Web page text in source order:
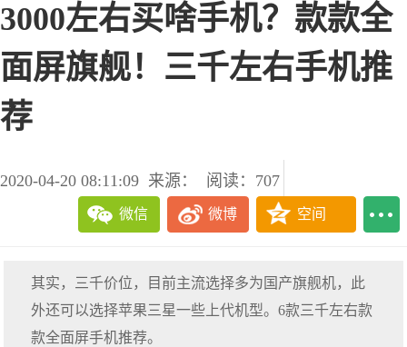
3000左右买啥手机？款款全
面屏旗舰！三千左右手机推
荐
2020-04-20 08:11:09 来源： 阅读：707
微信 微博 空间
其实，三千价位，目前主流选择多为国产旗舰机，此
外还可以选择苹果三星一些上代机型。6款三千左右款
款全面屏手机推荐。